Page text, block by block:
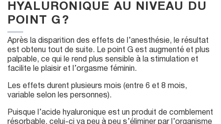
HYALURONIQUE AU NIVEAU DU
POINT G ?
Après la disparition des effets de l’anesthésie, le résultat
est obtenu tout de suite. Le point G est augmenté et plus
palpable, ce qui le rend plus sensible à la stimulation et
facilite le plaisir et l’orgasme féminin.
Les effets durent plusieurs mois (entre 6 et 8 mois,
variable selon les personnes).
Puisque l’acide hyaluronique est un produit de comblement
résorbable, celui-ci va peu à peu s’éliminer par l’organisme